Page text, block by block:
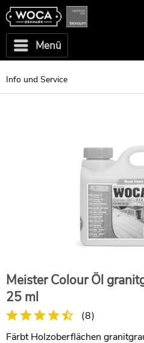
Menü
Info und Service
Meister Colour Öl
25 ml
(8)
Färbt Holzoberflächen